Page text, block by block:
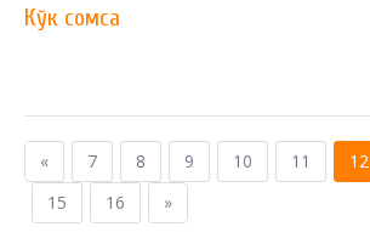
Кўк сомса
« 7 8 9 10 11 12
15
16 »